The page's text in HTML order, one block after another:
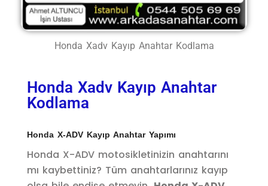
Honda Xadv Kayıp Anahtar Kodlama
Honda Xadv Kayıp Anahtar
Kodlama
Honda X-ADV Kayıp Anahtar Yapımı
Honda X-ADV motosikletinizin anahtarını
mı kaybettiniz? Tüm anahtarlarınız kayıp